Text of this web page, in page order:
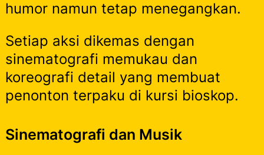
humor namun tetap menegangkan.
Setiap aksi dikemas dengan
sinematografi memukau dan
koreografi detail yang membuat
penonton terpaku di kursi bioskop.
Sinematografi dan Musik